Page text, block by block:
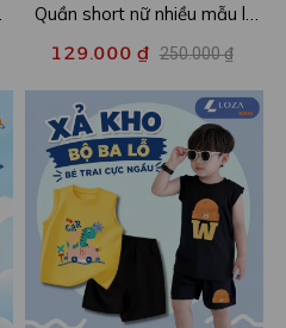
Quần short nữ nhiều mẫu lẻ
còn 99k/c - Loza XA016
129.000 ₫ 250.000 ₫